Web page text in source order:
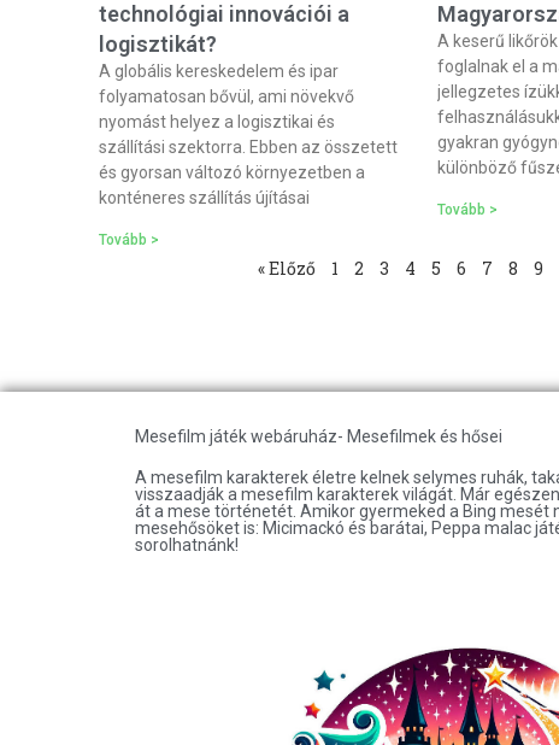
technológiai innovációi a
logisztikát?
A globális kereskedelem és ipar
folyamatosan bővül, ami növekvő
nyomást helyez a logisztikai és
szállítási szektorra. Ebben az összetett
és gyorsan változó környezetben a
konténeres szállítás újításai
Tovább >
A keserű
foglalnak el a
jellegzetes
gyakran
különböző
Tovább >
« Előző 1 2 3 4 5 6 7 8 9
Mesefilm játék webáruház- Mesefilmek és hősei
A mesefilm karakterek életre kelnek selymes ruhák,
visszaadják a mesefilm karakterek világát. Már
át a mese történetét. Amikor gyermeked a Bing
mesehősöket is: Micimackó és barátai, Peppa malac
sorolhatnánk!